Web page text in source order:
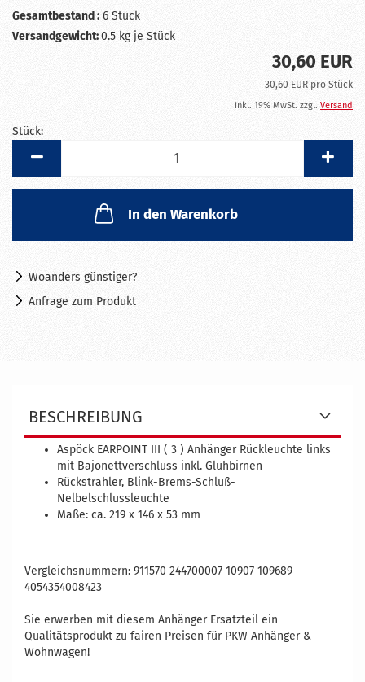
Gesamtbestand : 6 Stück
Versandgewicht:0.5 kg je Stück
30,60 EUR
30,60 EUR pro Stück
inkl. 19% MwSt. zzgl. Versand
Stück:
In den Warenkorb
Woanders günstiger?
Anfrage zum Produkt
BESCHREIBUNG
Aspöck EARPOINT III ( 3 ) Anhänger Rückleuchte links
mit Bajonettverschluss inkl. Glühbirnen
Rückstrahler, Blink-Brems-Schluß-
Nelbelschlussleuchte
Maße: ca. 219 x 146 x 53 mm
Vergleichsnummern: 911570 244700007 10907 109689
4054354008423
Sie erwerben mit diesem Anhänger Ersatzteil ein
Qualitätsprodukt zu fairen Preisen für PKW Anhänger &
Wohnwagen!